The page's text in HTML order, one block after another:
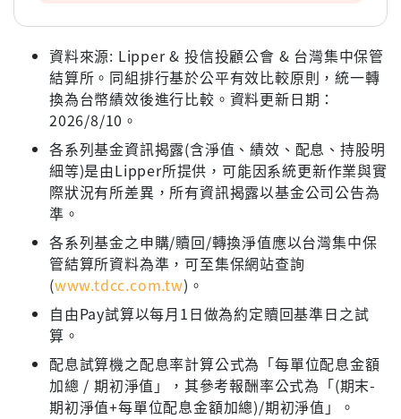
資料來源: Lipper & 投信投顧公會 & 台灣集中保管
結算所。同組排行基於公平有效比較原則，統一轉
換為台幣績效後進行比較。資料更新日期：
2026/8/10。
各系列基金資訊揭露(含淨值、績效、配息、持股明
細等)是由Lipper所提供，可能因系統更新作業與實
際狀況有所差異，所有資訊揭露以基金公司公告為
準。
各系列基金之申購/贖回/轉換淨值應以台灣集中保
管結算所資料為準，可至集保網站查詢
(www.tdcc.com.tw)。
自由Pay試算以每月1日做為約定贖回基準日之試
算。
配息試算機之配息率計算公式為「每單位配息金額
加總 / 期初淨值」，其參考報酬率公式為「(期末-
期初淨值+每單位配息金額加總)/期初淨值」。